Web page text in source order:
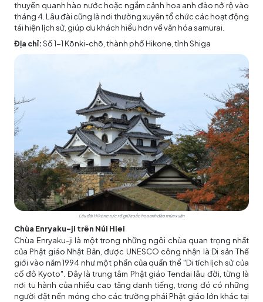
thuyền quanh hào nước hoặc ngắm cảnh hoa anh đào nở rộ vào
tháng 4. Lâu đài cũng là nơi thường xuyên tổ chức các hoạt động
tái hiện lịch sử, giúp du khách hiểu hơn về văn hóa samurai.
Địa chỉ:Số 1-1 Kōnki-chō, thành phố Hikone, tỉnh Shiga
Lâu đài Hikone rực rỡ giữa sắc hoa anh đào mùa xuân
Chùa Enryaku-ji trên Núi Hiei
Chùa Enryaku-ji là một trong những ngôi chùa quan trọng nhất
của Phật giáo Nhật Bản, được UNESCO công nhận là Di sản Thế
giới vào năm 1994 như một phần của quần thể "Di tích lịch sử của
cố đô Kyoto". Đây là trung tâm Phật giáo Tendai lâu đời, từng là
nơi tu hành của nhiều cao tăng danh tiếng, trong đó có những
người đặt nền móng cho các trường phái Phật giáo lớn khác tại